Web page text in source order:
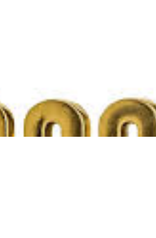
famiglia , Stefano Viali è stato intervistato da
Alessia Folli per "Il Giornale del Rircordo". Se
curiosi di vedere l'intervista, leggere l'articolo e
conoscere i retroscena dietro questo
divertentissimo spettacolo, non dovete fare altro